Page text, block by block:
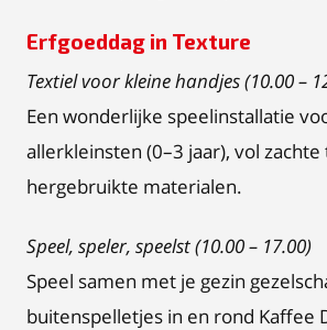
Erfgoeddag in Texture
Textiel voor kleine handjes (10.00 –
Een wonderlijke speelinstallatie
allerkleinsten (0–3 jaar), vol
hergebruikte materialen.
Speel, speler, speelst (10.00 – 17.00)
Speel samen met je gezin
buitenspelletjes in en rond Kaffee